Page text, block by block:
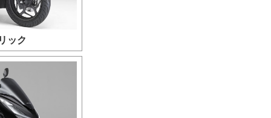
ック